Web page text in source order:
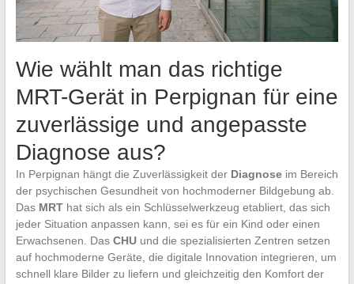
Wie wählt man das richtige
MRT-Gerät in Perpignan für eine
zuverlässige und angepasste
Diagnose aus?
In Perpignan hängt die Zuverlässigkeit der Diagnoseim Bereich
der psychischen Gesundheit von hochmoderner Bildgebung ab.
Das MRThat sich als ein Schlüsselwerkzeug etabliert, das sich
jeder Situation anpassen kann, sei es für ein Kind oder einen
Erwachsenen. Das CHUund die spezialisierten Zentren setzen
auf hochmoderne Geräte, die digitale Innovation integrieren, um
schnell klare Bilder zu liefern und gleichzeitig den Komfort der